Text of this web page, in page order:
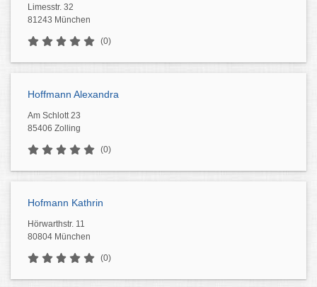
Limesstr. 32
81243 München
(0)
Hoffmann Alexandra
Am Schlott 23
85406 Zolling
(0)
Hofmann Kathrin
Hörwarthstr. 11
80804 München
(0)